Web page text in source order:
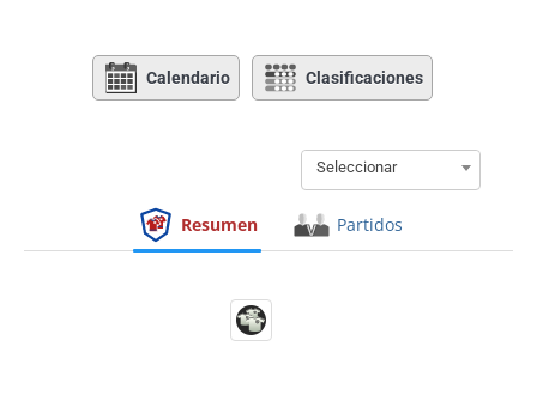
Calendario Clasificaciones
Seleccionar
Resumen Partidos